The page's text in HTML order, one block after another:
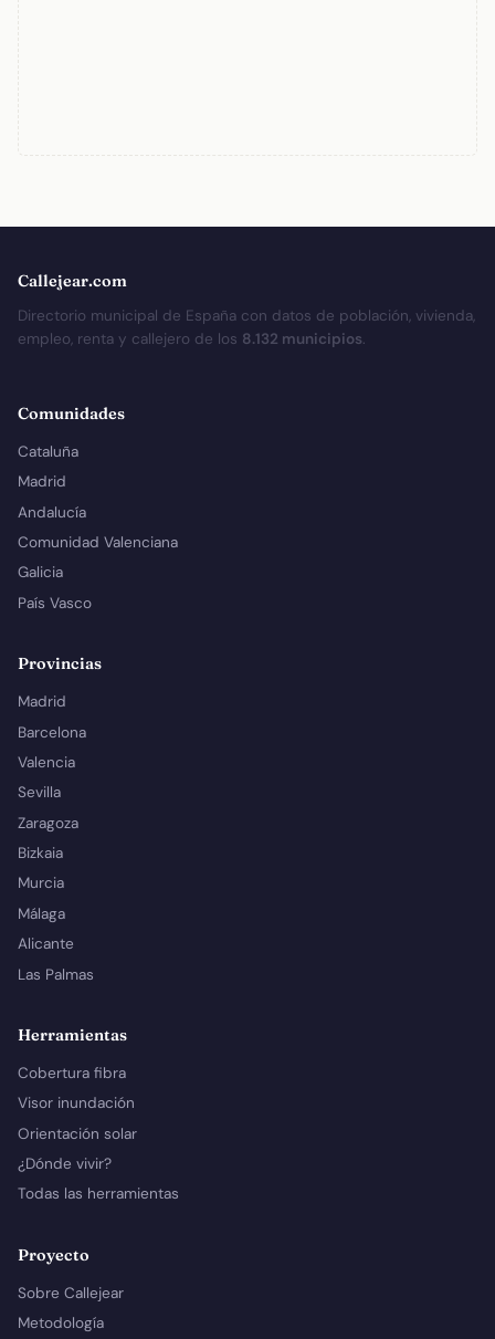
Callejear.com
Directorio municipal de España con datos de población, vivienda,
empleo, renta y callejero de los 8.132 municipios.
Comunidades
Cataluña
Madrid
Andalucía
Comunidad Valenciana
Galicia
País Vasco
Provincias
Madrid
Barcelona
Valencia
Sevilla
Zaragoza
Bizkaia
Murcia
Málaga
Alicante
Las Palmas
Herramientas
Cobertura fibra
Visor inundación
Orientación solar
¿Dónde vivir?
Todas las herramientas
Proyecto
Sobre Callejear
Metodología